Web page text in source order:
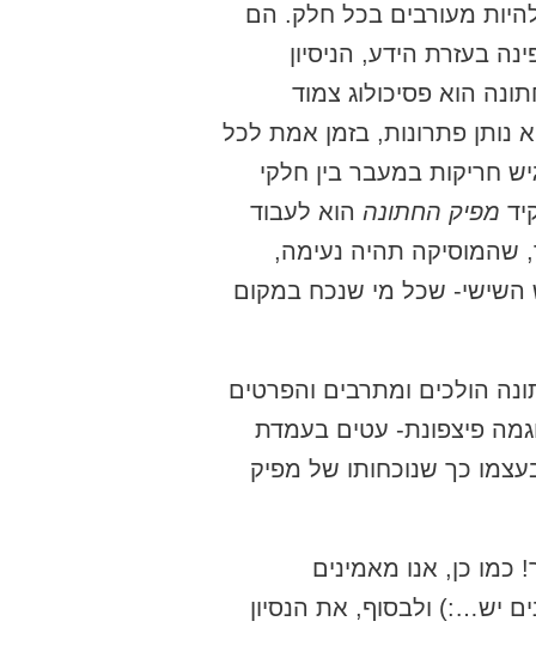
מעורבים בכל חלק. הם
בעזרת הידע, הניסיון
הוא פסיכולוג צמוד
נותן פתרונות, בזמן אמת לכל
חריקות במעבר בין חלקי
מפיק החתונה הוא לעבוד
שהמוסיקה תהיה נעימה,
השישי- שכל מי שנכח במקום
הולכים ומתרבים והפרטים
פיצפונת- עטים בעמדת
כך שנוכחותו של מפיק
כמו כן, אנו מאמינים
יש…:) ולבסוף, את הנסיון